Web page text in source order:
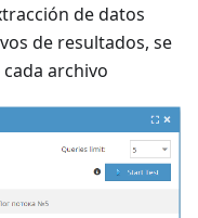
de datos
de resultados, se
archivo